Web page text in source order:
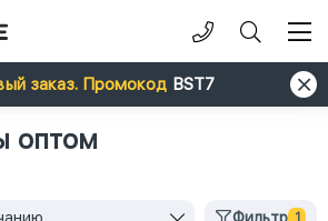
заказ. Промокод BST7
оптом
1